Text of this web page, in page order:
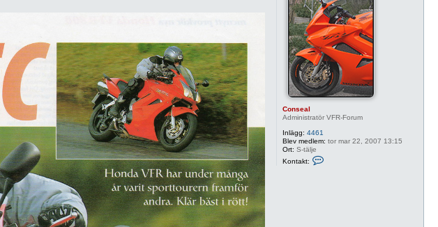
Conseal
Administratör VFR-Forum
Inlägg: 4461
Blev medlem: tor mar 22, 2007 13:15
Ort: S-tälje
Kontakt: